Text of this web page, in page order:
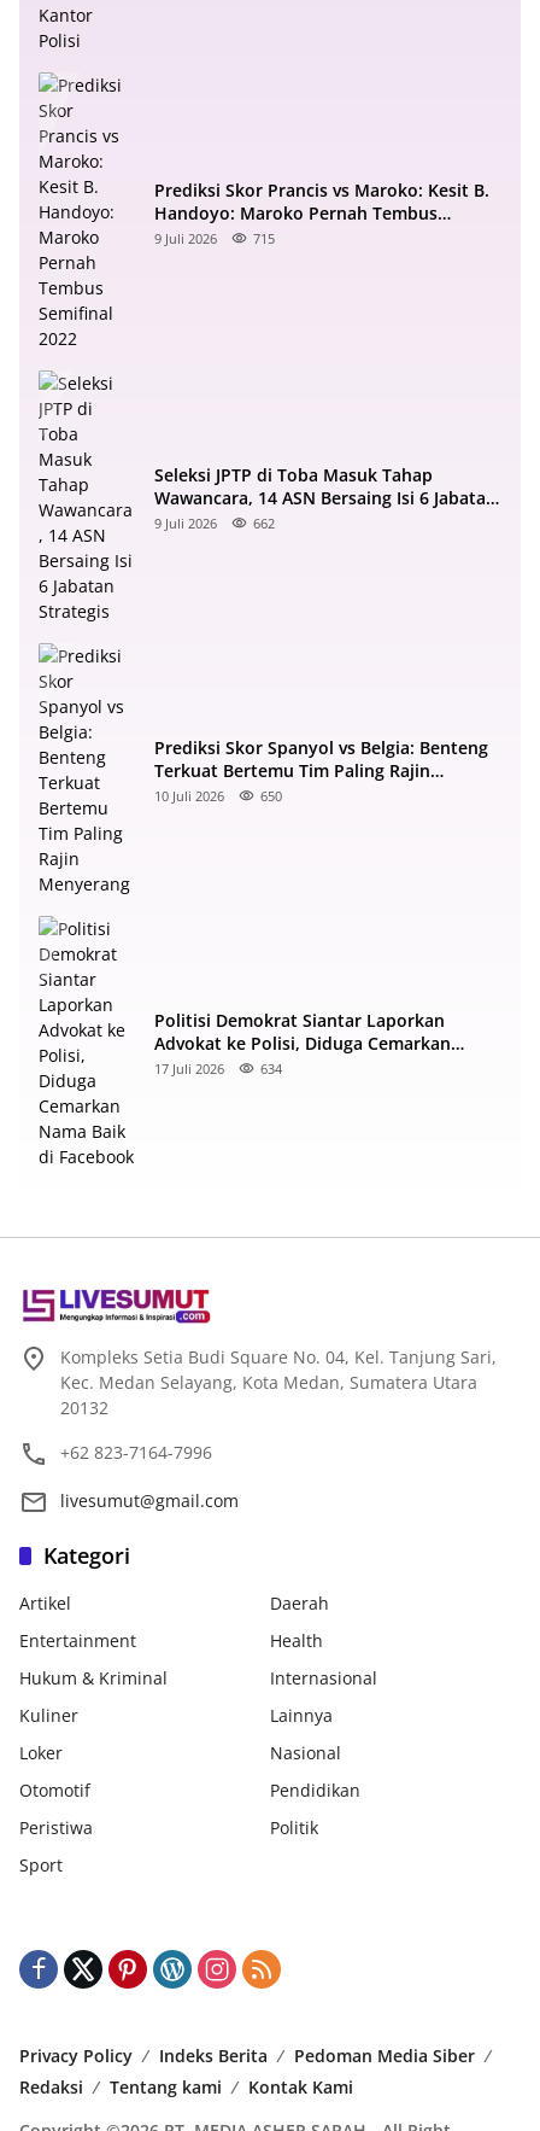
Prediksi Skor Prancis vs Maroko: Kesit B.
Handoyo: Maroko Pernah Tembus
Semifinal 2022
9 Juli 2026 715
Seleksi JPTP di Toba Masuk Tahap
Wawancara, 14 ASN Bersaing Isi 6 Jabatan
Strategis
9 Juli 2026 662
Prediksi Skor Spanyol vs Belgia: Benteng
Terkuat Bertemu Tim Paling Rajin
Menyerang
10 Juli 2026 650
Politisi Demokrat Siantar Laporkan
Advokat ke Polisi, Diduga Cemarkan
Nama Baik di Facebook
17 Juli 2026 634
Kompleks Setia Budi Square No. 04, Kel. Tanjung Sari,
Kec. Medan Selayang, Kota Medan, Sumatera Utara
20132
+62 823-7164-7996
livesumut@gmail.com
Kategori
Artikel
Daerah
Entertainment
Health
Hukum & Kriminal
Internasional
Kuliner
Lainnya
Loker
Nasional
Otomotif
Pendidikan
Peristiwa
Politik
Sport
Privacy Policy Indeks Berita
Pedoman Media Siber
Redaksi
Tentang kami
Kontak Kami